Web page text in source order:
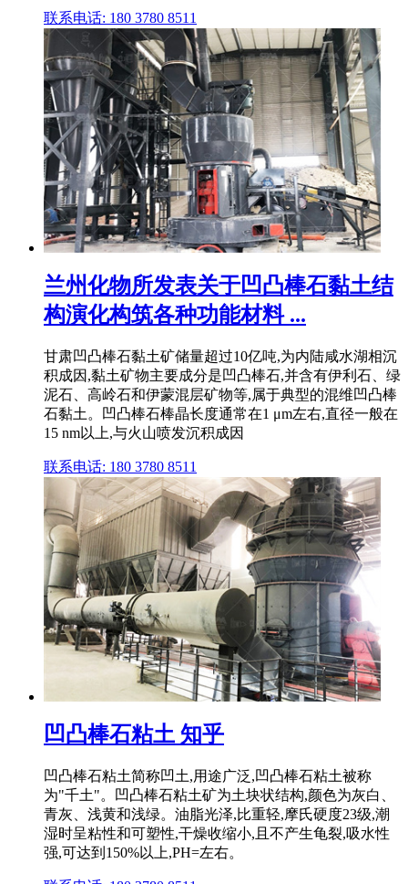
联系电话: 180 3780 8511
兰州化物所发表关于凹凸棒石黏土结
构演化构筑各种功能材料 ...
甘肃凹凸棒石黏土矿储量超过10亿吨,为内陆咸水湖相沉
积成因,黏土矿物主要成分是凹凸棒石,并含有伊利石、绿
泥石、高岭石和伊蒙混层矿物等,属于典型的混维凹凸棒
石黏土。凹凸棒石棒晶长度通常在1 μm左右,直径一般在
15 nm以上,与火山喷发沉积成因
联系电话: 180 3780 8511
凹凸棒石粘土 知乎
凹凸棒石粘土简称凹土,用途广泛,凹凸棒石粘土被称
为"千土"。凹凸棒石粘土矿为土块状结构,颜色为灰白、
青灰、浅黄和浅绿。油脂光泽,比重轻,摩氏硬度23级,潮
湿时呈粘性和可塑性,干燥收缩小,且不产生龟裂,吸水性
强,可达到150%以上,PH=左右。